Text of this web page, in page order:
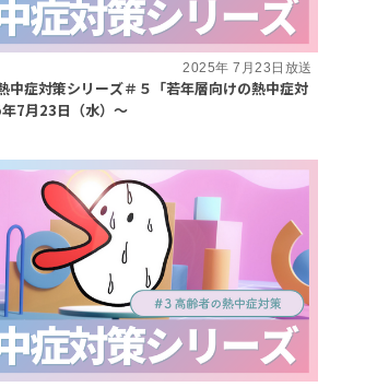
2025年 7月23日放送
中症対策シリーズ＃５「若年層向けの熱中症対
7月23日（水）～